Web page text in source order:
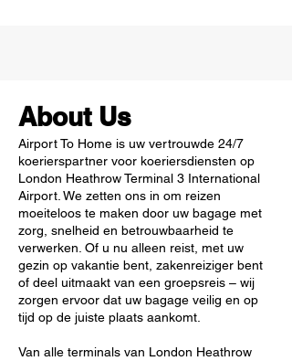
About Us
Airport To Home is uw vertrouwde 24/7
koerierspartner voor koeriersdiensten op
London Heathrow Terminal 3 International
Airport. We zetten ons in om reizen
moeiteloos te maken door uw bagage met
zorg, snelheid en betrouwbaarheid te
verwerken. Of u nu alleen reist, met uw
gezin op vakantie bent, zakenreiziger bent
of deel uitmaakt van een groepsreis – wij
zorgen ervoor dat uw bagage veilig en op
tijd op de juiste plaats aankomt.
Van alle terminals van London Heathrow